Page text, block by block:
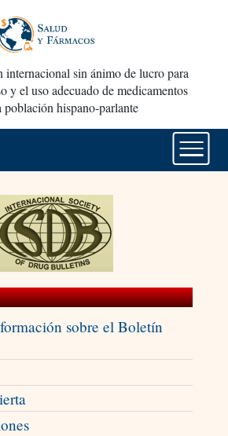
internacional sin ánimo de lucro para
y el uso adecuado de medicamentos
población hispano-parlante
sobre el Boletín